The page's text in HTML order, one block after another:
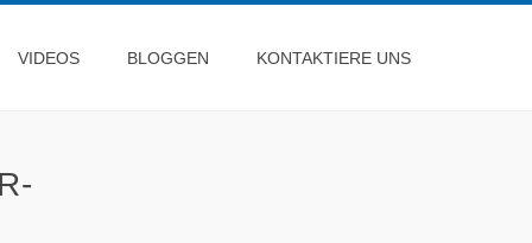
VIDEOS BLOGGEN KONTAKTIERE UNS